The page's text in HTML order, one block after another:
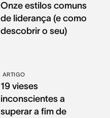
Onze estilos comuns
de liderança (e como
descobrir o seu)
ARTIGO
19 vieses
inconscientes a
superar a fim de